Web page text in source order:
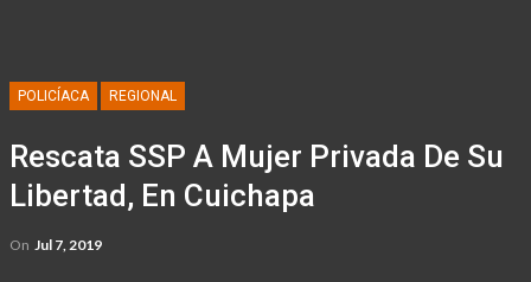
POLICÍACA REGIONAL
Rescata SSP A Mujer Privada De Su
Libertad, En Cuichapa
On Jul 7, 2019